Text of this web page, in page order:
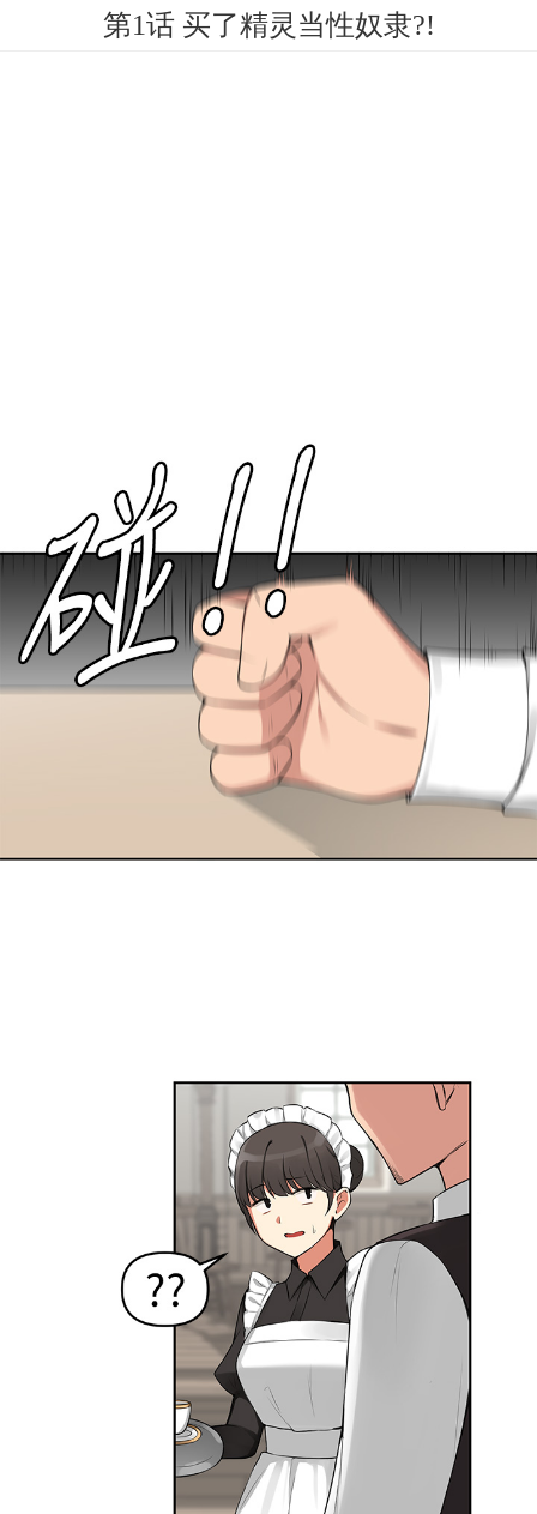
第1话 买了精灵当性奴隶?!